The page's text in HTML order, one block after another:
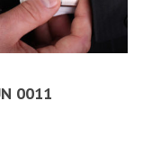
0011